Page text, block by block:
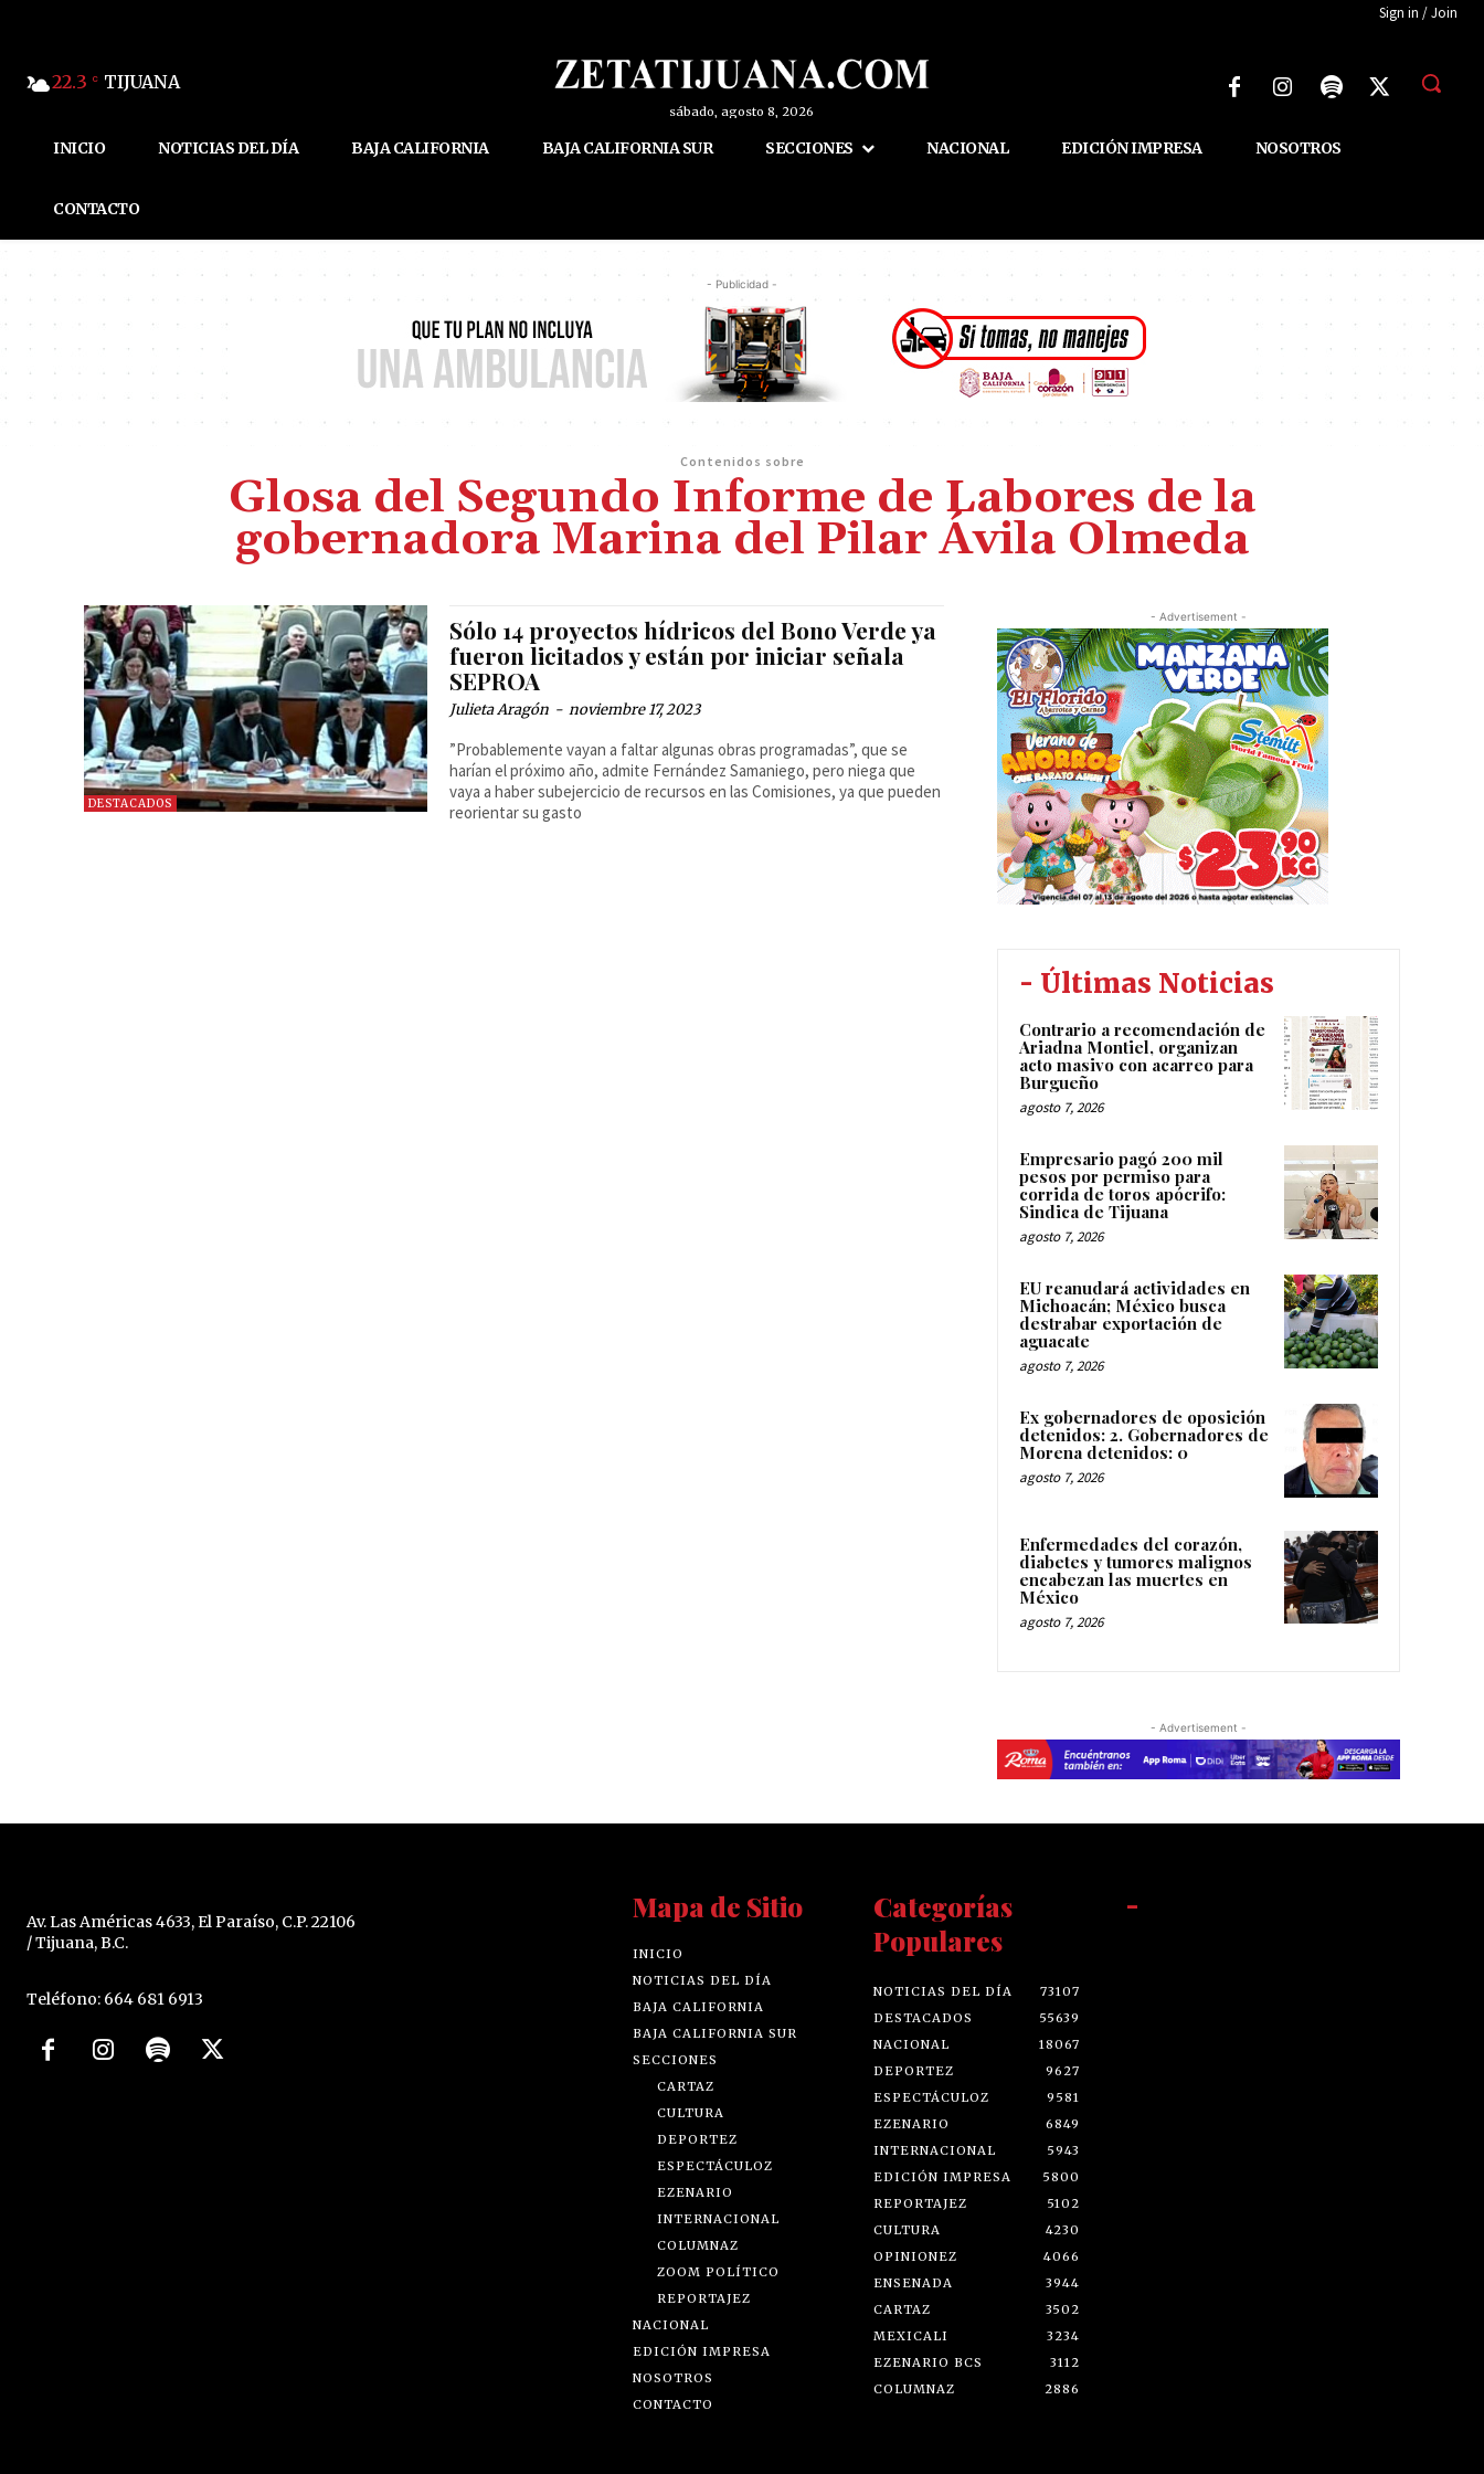
Sign in / Join
22.3 C TIJUANA
sábado, agosto 8, 2026
INICIO NOTICIAS DEL DÍA BAJA CALIFORNIA BAJA CALIFORNIA SUR SECCIONES NACIONAL EDICIÓN IMPRESA NOSOTROS
CONTACTO
- Publicidad -
Contenidos sobre
Glosa del Segundo Informe de Labores de la
gobernadora Marina del Pilar Ávila Olmeda
DESTACADOS
Sólo 14 proyectos hídricos del Bono Verde ya
fueron licitados y están por iniciar señala
SEPROA
Julieta Aragón - noviembre 17, 2023
”Probablemente vayan a faltar algunas obras programadas”, que se
harían el próximo año, admite Fernández Samaniego, pero niega que
vaya a haber subejercicio de recursos en las Comisiones, ya que pueden
reorientar su gasto
- Advertisement -
- Últimas Noticias
Contrario a recomendación de
Ariadna Montiel, organizan
acto masivo con acarreo para
Burgueño
agosto 7, 2026
Empresario pagó 200 mil
pesos por permiso para
corrida de toros apócrifo:
Sindica de Tijuana
agosto 7, 2026
EU reanudará actividades en
Michoacán; México busca
destrabar exportación de
aguacate
agosto 7, 2026
Ex gobernadores de oposición
detenidos: 2. Gobernadores de
Morena detenidos: 0
agosto 7, 2026
Enfermedades del corazón,
diabetes y tumores malignos
encabezan las muertes en
México
agosto 7, 2026
- Advertisement -
Av. Las Américas 4633, El Paraíso, C.P. 22106
/ Tijuana, B.C.
Teléfono: 664 681 6913
Mapa de Sitio
INICIO
NOTICIAS DEL DÍA
BAJA CALIFORNIA
BAJA CALIFORNIA SUR
SECCIONES
CARTAZ
CULTURA
DEPORTEZ
ESPECTÁCULOZ
EZENARIO
INTERNACIONAL
COLUMNAZ
ZOOM POLÍTICO
REPORTAJEZ
NACIONAL
EDICIÓN IMPRESA
NOSOTROS
CONTACTO
Categorías
Populares
NOTICIAS DEL DÍA
73107
DESTACADOS
55639
NACIONAL
18067
DEPORTEZ
9627
ESPECTÁCULOZ
9581
EZENARIO
6849
INTERNACIONAL
5943
EDICIÓN IMPRESA
5800
REPORTAJEZ
5102
CULTURA
4230
OPINIONEZ
4066
ENSENADA
3944
CARTAZ
3502
MEXICALI
3234
EZENARIO BCS
3112
COLUMNAZ
2886
-